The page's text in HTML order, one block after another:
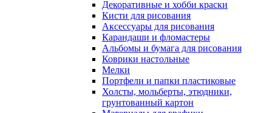
Декоративные и хобби краски
Кисти для рисования
Аксессуары для рисования
Карандаши и фломастеры
Альбомы и бумага для рисования
Коврики настольные
Мелки
Портфели и папки пластиковые
Холсты, мольберты, этюдники,
грунтованный картон